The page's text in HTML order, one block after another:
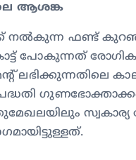
ആശങ്ക
നല്‍കുന്ന ഫണ്ട്
പോകുന്നത്
ലഭിക്കുന്നതിലെ
സ്വകാര്യ